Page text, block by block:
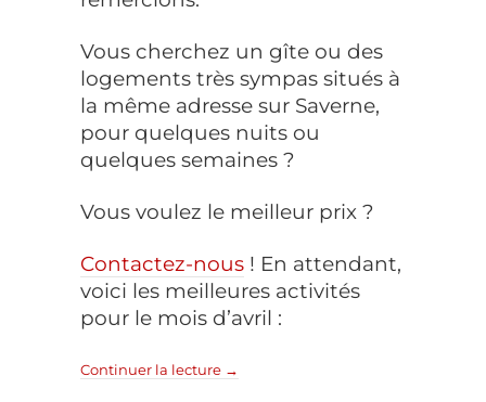
Vous cherchez un gîte ou des
logements très sympas situés à
la même adresse sur Saverne,
pour quelques nuits ou
quelques semaines ?
Vous voulez le meilleur prix ?
Contactez-nous ! En attendant,
voici les meilleures activités
pour le mois d’avril :
Continuer la lecture →